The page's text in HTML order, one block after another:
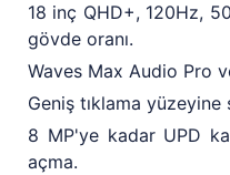
18 inç QHD+, 120Hz,
gövde oranı.
Waves Max Audio Pro
Geniş tıklama
8 MP'ye kadar UPD
açma.